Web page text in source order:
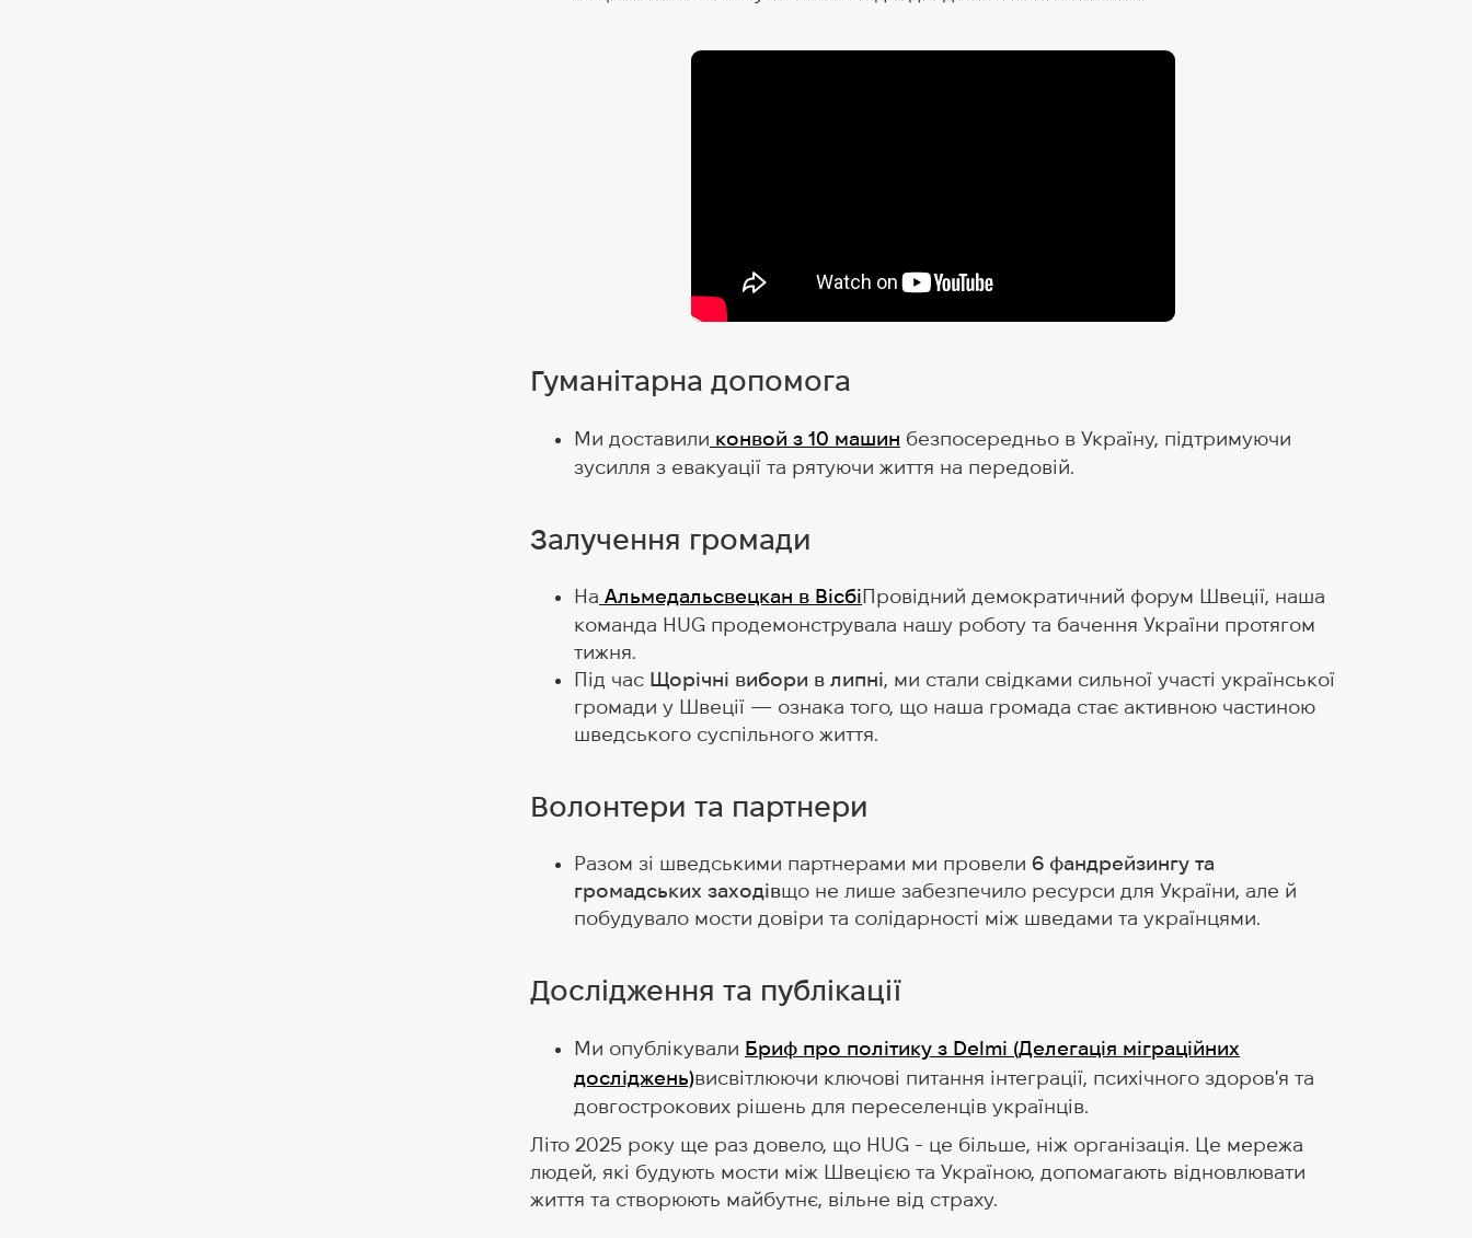
Гуманітарна допомога
Ми доставили конвой з 10 машин безпосередньо в Україну, підтримуючи
зусилля з евакуації та рятуючи життя на передовій.
Залучення громади
На Альмедальсвецкан в Вісбі Провідний демократичний форум Швеції, наша
команда HUG продемонструвала нашу роботу та бачення України протягом
тижня.
Під час Щорічні вибори в липні, ми стали свідками сильної участі української
громади у Швеції — ознака того, що наша громада стає активною частиною
шведського суспільного життя.
Волонтери та партнери
Разом зі шведськими партнерами ми провели 6 фандрейзингу та
громадських заходівщо не лише забезпечило ресурси для України, але й
побудувало мости довіри та солідарності між шведами та українцями.
Дослідження та публікації
Ми опублікували Бриф про політику з Delmi (Делегація міграційних
досліджень)висвітлюючи ключові питання інтеграції, психічного здоров'я та
довгострокових рішень для переселенців українців.
Літо 2025 року ще раз довело, що HUG - це більше, ніж організація. Це мережа
людей, які будують мости між Швецією та Україною, допомагають відновлювати
життя та створюють майбутнє, вільне від страху.